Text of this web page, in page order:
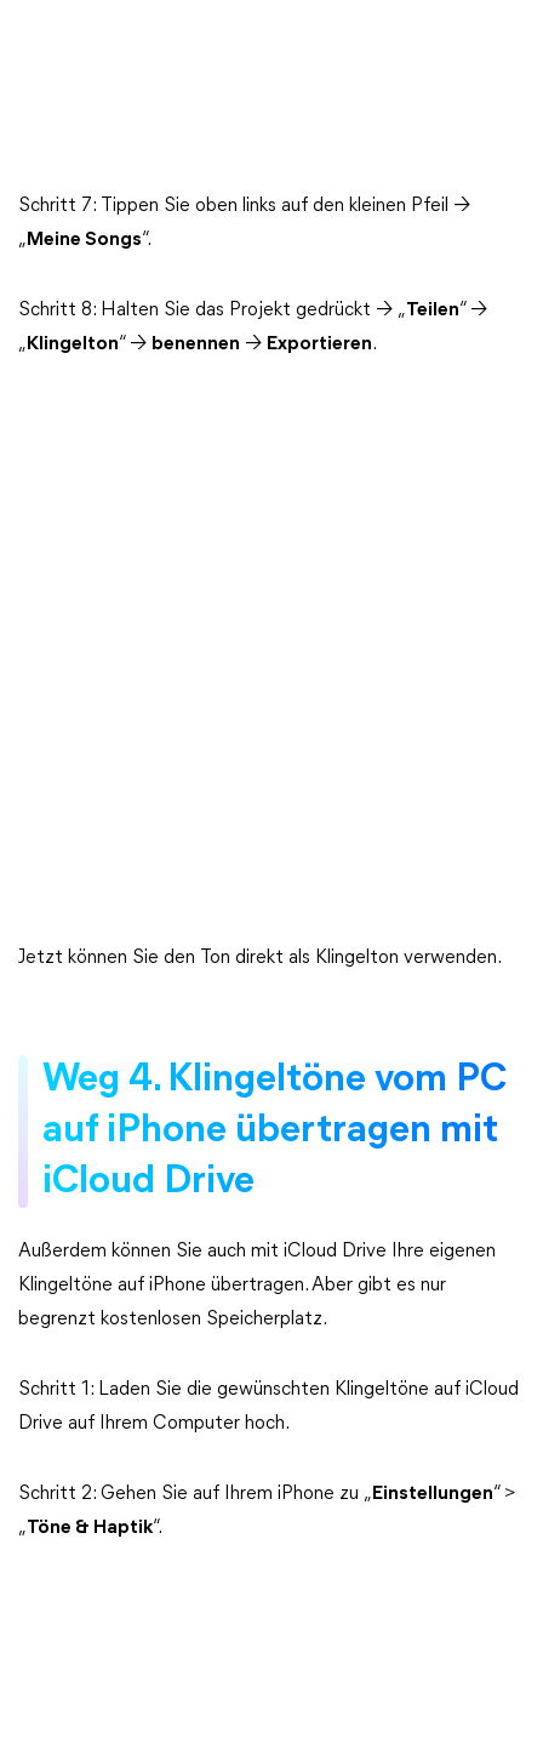
Schritt 7: Tippen Sie oben links auf den kleinen Pfeil →
„ Meine Songs“.
Schritt 8: Halten Sie das Projekt gedrückt → „Teilen“ →
„ Klingelton“ → benennen → Exportieren.
Jetzt können Sie den Ton direkt als Klingelton verwenden.
Weg 4. Klingeltöne vom PC
auf iPhone übertragen mit
iCloud Drive
Außerdem können Sie auch mit iCloud Drive Ihre eigenen
Klingeltöne auf iPhone übertragen. Aber gibt es nur
begrenzt kostenlosen Speicherplatz.
Schritt 1: Laden Sie die gewünschten Klingeltöne auf iCloud
Drive auf Ihrem Computer hoch.
Schritt 2: Gehen Sie auf Ihrem iPhone zu „ Einstellungen“ >
„Töne & Haptik“.